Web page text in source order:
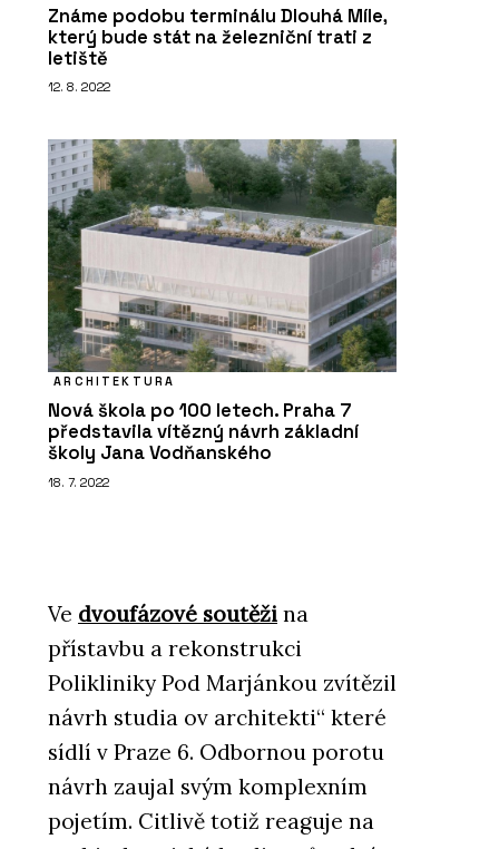
Známe podobu terminálu Dlouhá Míle,
který bude stát na železniční trati z
letiště
12. 8. 2022
ARCHITEKTURA
Nová škola po 100 letech. Praha 7
představila vítězný návrh základní
školy Jana Vodňanského
18. 7. 2022
Ve dvoufázové soutěži na
přístavbu a rekonstrukci
Polikliniky Pod Marjánkou zvítězil
návrh studia ov architekti“ které
sídlí v Praze 6. Odbornou porotu
návrh zaujal svým komplexním
pojetím. Citlivě totiž reaguje na